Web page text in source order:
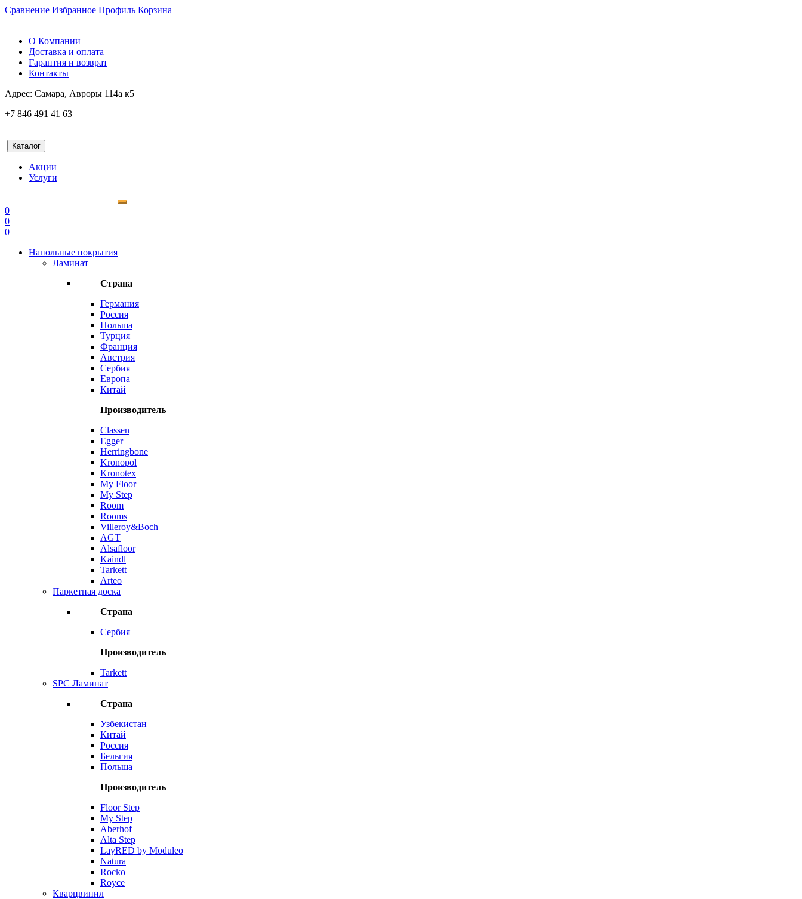
Сравнение Избранное Профиль Корзина
О Компании
Доставка и оплата
Гарантия и возврат
Контакты
Адрес: Самара, Авроры 114а к5
+7 846 491 41 63
Каталог
Акции
Услуги
0
0
0
Напольные покрытия
Ламинат
Страна
Германия
Россия
Польша
Турция
Франция
Австрия
Сербия
Европа
Китай
Производитель
Classen
Egger
Herringbone
Kronopol
Kronotex
My Floor
My Step
Room
Rooms
Villeroy&Boch
AGT
Alsafloor
Kaindl
Tarkett
Arteo
Паркетная доска
Страна
Сербия
Производитель
Tarkett
SPC Ламинат
Страна
Узбекистан
Китай
Россия
Бельгия
Польша
Производитель
Floor Step
My Step
Aberhof
Alta Step
LayRED by Moduleo
Natura
Rocko
Royce
Кварцвинил